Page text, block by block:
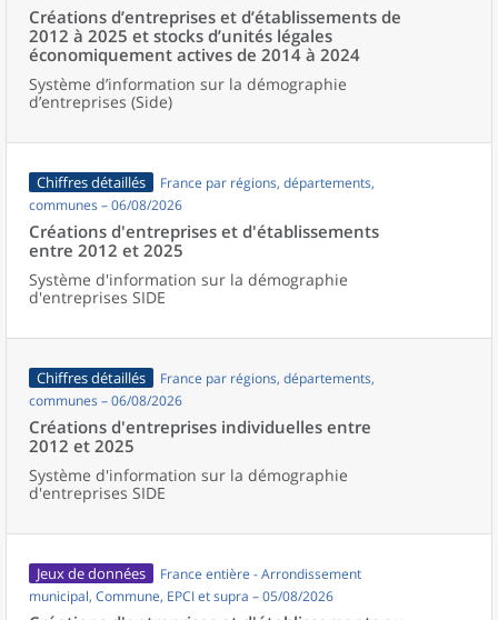
Créations d’entreprises et d’établissements de
2012 à 2025 et stocks d’unités légales
économiquement actives de 2014 à 2024
Système d’information sur la démographie
d’entreprises (Side)
Chiffres détaillés
France par régions, départements,
communes – 06/08/2026
Créations d'entreprises et d'établissements
entre 2012 et 2025
Système d'information sur la démographie
d'entreprises SIDE
Chiffres détaillés
France par régions, départements,
communes – 06/08/2026
Créations d'entreprises individuelles entre
2012 et 2025
Système d'information sur la démographie
d'entreprises SIDE
Jeux de données
France entière - Arrondissement
municipal, Commune, EPCI et supra – 05/08/2026